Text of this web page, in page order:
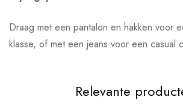
Draag met een pantalon en hakken voor
klasse, of met een jeans voor een casual
Relevante